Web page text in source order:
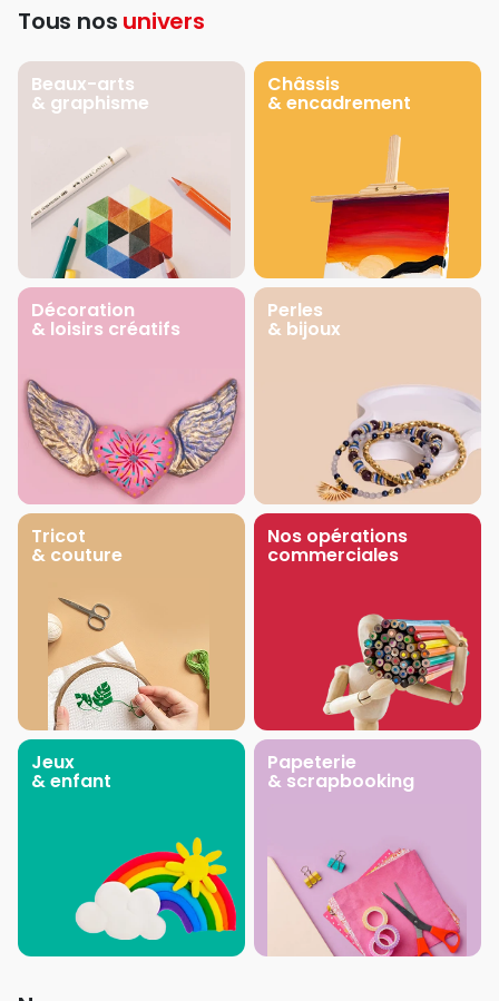
Tous nos univers
Beaux-arts
& graphisme
Châssis
& encadrement
Décoration
& loisirs créatifs
Perles
& bijoux
Tricot
& couture
Nos opérations
commerciales
Jeux
& enfant
Papeterie
& scrapbooking